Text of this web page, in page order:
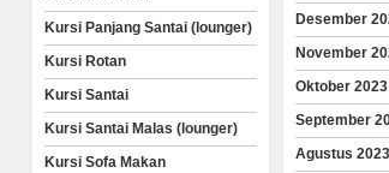
Kursi Panjang Santai (lounger)
Kursi Rotan
Kursi Santai
Kursi Santai Malas (lounger)
Kursi Sofa Makan
Desember
November
Oktober 2023
September
Agustus 2023